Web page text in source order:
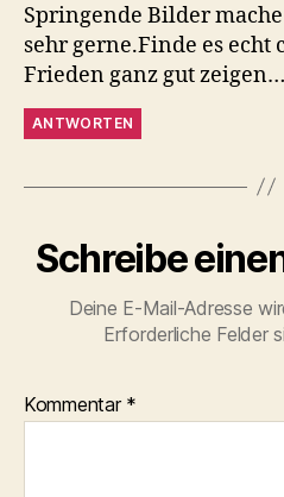
Springende Bilder
sehr gerne.Finde es echt
Frieden ganz gut
ANTWORTEN
Schreibe
Deine E-Mail-Adresse
Erforderliche Felder
Kommentar *